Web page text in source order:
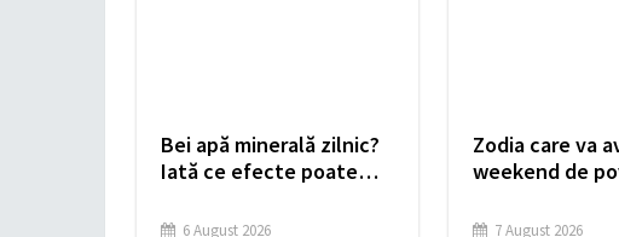
Bei apă minerală zilnic?
Iată ce efecte poate
organismului, potrivit
6 August 2026
Zodia care va
weekend de
și vești care îi
7 August 2026